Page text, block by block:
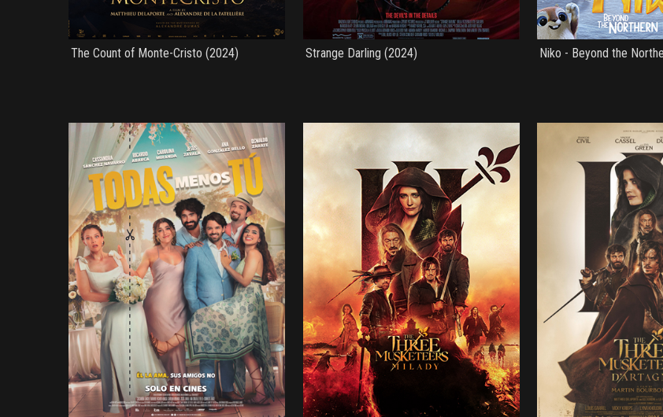
The Count of Monte-Cristo (2024) Strange Darling (2024) Niko - Beyond the